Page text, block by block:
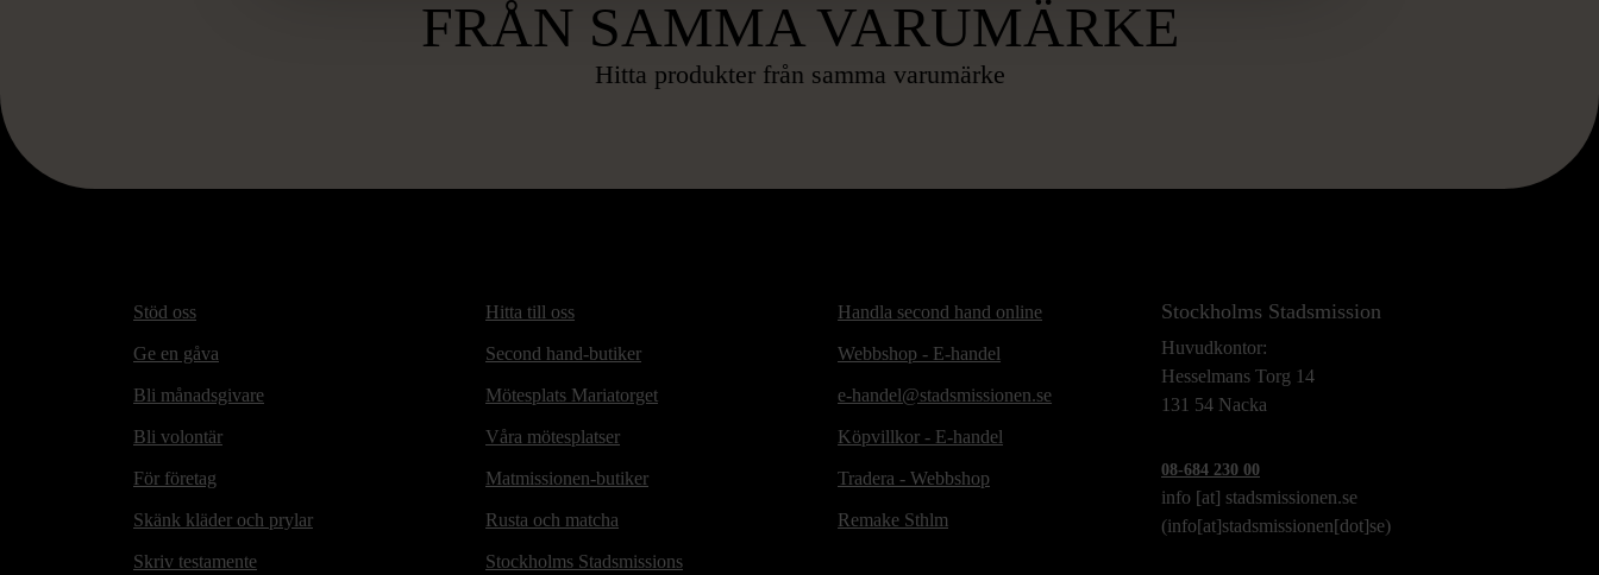
FRÅN SAMMA VARUMÄRKE
Hitta produkter från samma varumärke
Stöd oss
Ge en gåva
Bli månadsgivare
Bli volontär
För företag
Skänk kläder och prylar
Skriv testamente
Hitta till oss
Second hand-butiker
Mötesplats Mariatorget
Våra mötesplatser
Matmissionen-butiker
Rusta och matcha
Stockholms Stadsmissions
Handla second hand online
Webbshop - E-handel
e-handel@stadsmissionen.se
Köpvillkor - E-handel
Tradera - Webbshop
Remake Sthlm
Stockholms Stadsmission
Huvudkontor:
Hesselmans Torg 14
131 54 Nacka
08-684 230 00
info [at] stadsmissionen.se
(info[at]stadsmissionen[dot]se)